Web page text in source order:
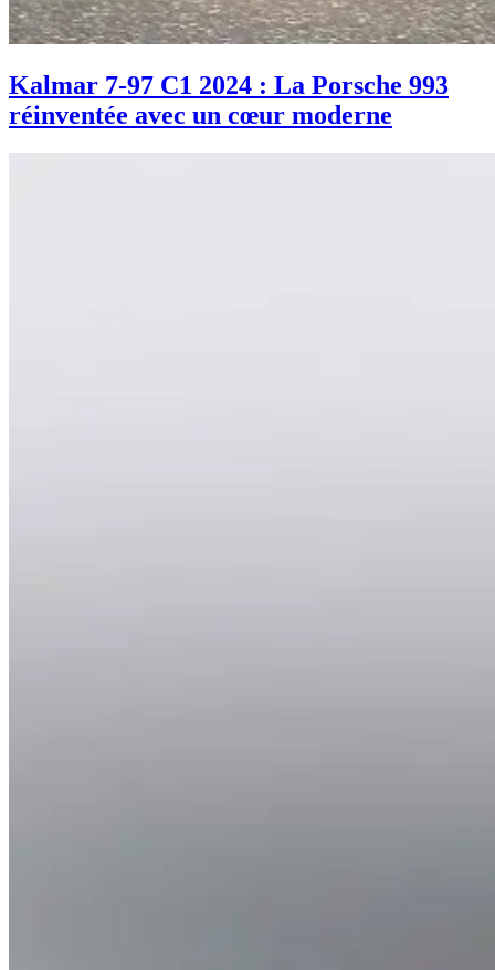
Kalmar 7-97 C1 2024 : La Porsche 993
réinventée avec un cœur moderne